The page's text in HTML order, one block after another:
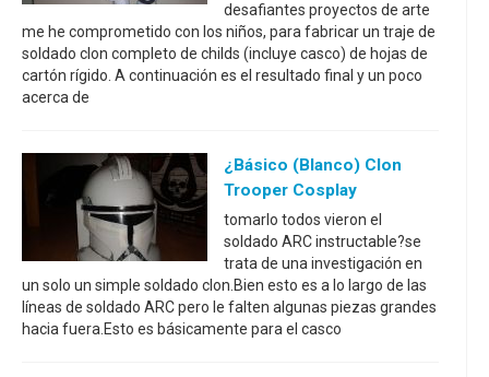
desafiantes proyectos de arte
me he comprometido con los niños, para fabricar un traje de
soldado clon completo de childs (incluye casco) de hojas de
cartón rígido. A continuación es el resultado final y un poco
acerca de
¿Básico (blanco) Clon
Trooper Cosplay
tomarlo todos vieron el
soldado ARC instructable?se
trata de una investigación en
un solo un simple soldado clon.Bien esto es a lo largo de las
líneas de soldado ARC pero le falten algunas piezas grandes
hacia fuera.Esto es básicamente para el casco